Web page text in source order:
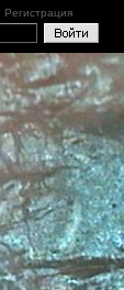
Регистрация